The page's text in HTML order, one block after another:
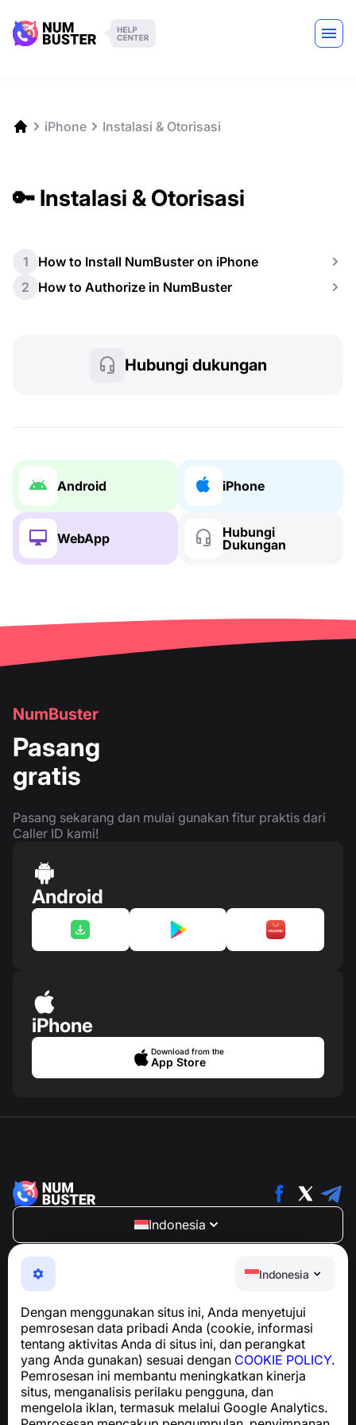
Indonesia
Dengan menggunakan situs ini, Anda menyetujui
pemrosesan data pribadi Anda (cookie, informasi
tentang aktivitas Anda di situs ini, dan perangkat
yang Anda gunakan) sesuai dengan COOKIE POLICY.
Pemrosesan ini membantu meningkatkan kinerja
situs, menganalisis perilaku pengguna, dan
mengelola iklan, termasuk melalui Google Analytics.
iPhone Instalasi & Otorisasi
🔑 Instalasi & Otorisasi
1
How to Install NumBuster on iPhone
2
How to Authorize in NumBuster
Hubungi dukungan
Android iPhone
WebApp
Hubungi
Dukungan
NumBuster
Pasang
gratis
Pasang sekarang dan mulai gunakan fitur praktis dari
Caller ID kami!
Android
iPhone
Download from the
App Store
Indonesia
NumBuster © 2013—2026 ·
Aplikasi yang mudah digunakan untuk melindungi Anda
dari penipuan telepon, spam, dan pesan yang tidak
Untuk pertanyaan terkait kepatuhan GDPR:
support@numbuster.com
Pusat Bantuan
Berita dan Artikel
Tentang proyek